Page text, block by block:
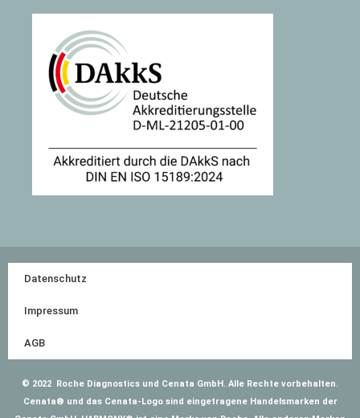
Datenschutz
Impressum
AGB
© 2022 Roche Diagnostics und Cenata GmbH. Alle Rechte vorbehalten.
Cenata® und das Cenata-Logo sind eingetragene Handelsmarken der